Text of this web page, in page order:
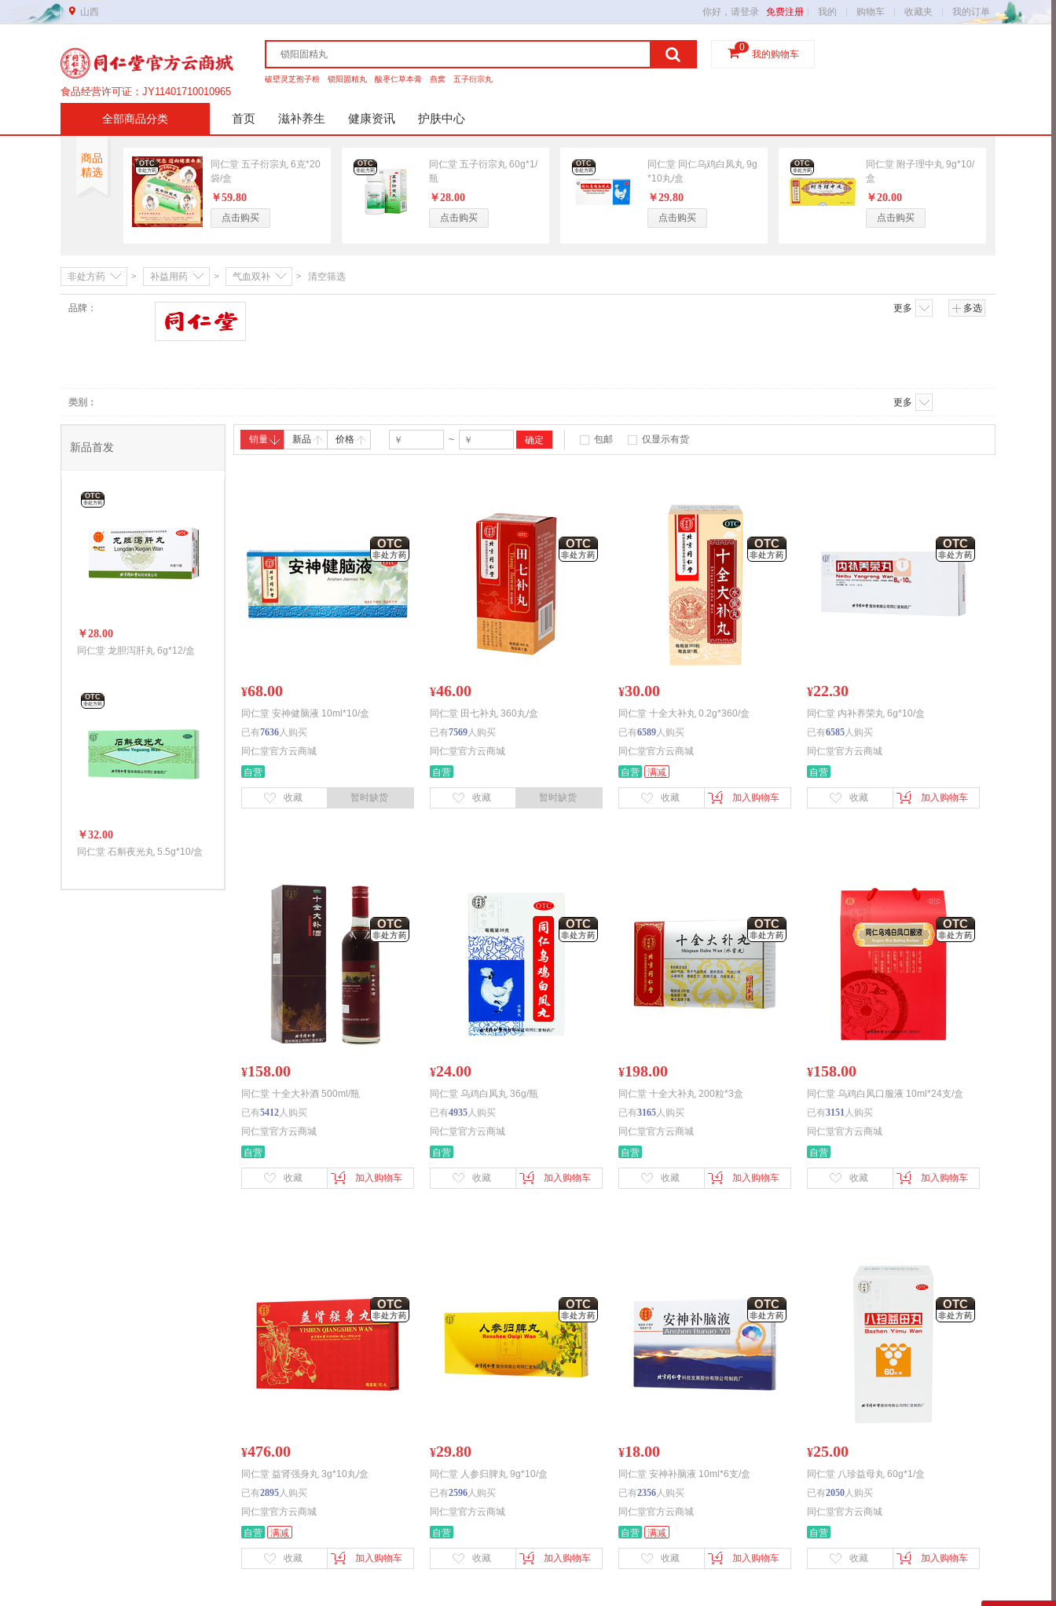
山西 你好，请登录 免费注册 我的 购物车 收藏夹 我的订单
营业执照证件号：91149900MA7YMD0308
第二类医疗器械备案证：晋综食药监械经营备20210210号
药品经营许可证：晋DA351b00134
食品经营许可证：JY11401710010965
我的购物车
0
破壁灵芝孢子粉 锁阳固精丸 酸枣仁草本膏 燕窝 五子衍宗丸
全部商品分类
非处方药
男科
妇科
传统滋补
高端礼盒
参茸细贵
营养健康
营养成分
护体护手
首页 滋补养生 健康资讯 护肤中心
商品
精选
OTC
非处方药
同仁堂 五子衍宗丸 6克*20
袋/盒
￥59.80
点击购买
OTC
非处方药
同仁堂 五子衍宗丸 60g*1/
瓶
￥28.00
点击购买
OTC
非处方药
同仁堂 同仁乌鸡白凤丸 9g
*10丸/盒
￥29.80
点击购买
OTC
非处方药
同仁堂 附子理中丸 9g*10/
盒
￥20.00
点击购买
非处方药 > 补益用药 > 气血双补 > 清空筛选
品牌：
更多 多选
类别： 更多
销量 新品 价格 ~ 包邮 仅显示有货
OTC
非处方药
¥68.00
同仁堂 安神健脑液 10ml*10/盒
已有7636人购买
同仁堂官方云商城
自营
收藏 暂时缺货
OTC
非处方药
¥46.00
同仁堂 田七补丸 360丸/盒
已有7569人购买
同仁堂官方云商城
自营
收藏 暂时缺货
OTC
非处方药
¥30.00
同仁堂 十全大补丸 0.2g*360/盒
已有6589人购买
同仁堂官方云商城
自营 满减
收藏 加入购物车
OTC
非处方药
¥22.30
同仁堂 内补养荣丸 6g*10/盒
已有6585人购买
同仁堂官方云商城
自营
收藏 加入购物车
OTC
非处方药
¥158.00
同仁堂 十全大补酒 500ml/瓶
已有5412人购买
同仁堂官方云商城
自营
收藏 加入购物车
OTC
非处方药
¥24.00
同仁堂 乌鸡白凤丸 36g/瓶
已有4935人购买
同仁堂官方云商城
自营
收藏 加入购物车
OTC
非处方药
¥198.00
同仁堂 十全大补丸 200粒*3盒
已有3165人购买
同仁堂官方云商城
自营
收藏 加入购物车
OTC
非处方药
¥158.00
同仁堂 乌鸡白凤口服液 10ml*24支/盒
已有3151人购买
同仁堂官方云商城
自营
收藏 加入购物车
OTC
非处方药
¥476.00
同仁堂 益肾强身丸 3g*10丸/盒
已有2895人购买
同仁堂官方云商城
自营 满减
收藏 加入购物车
OTC
非处方药
¥29.80
同仁堂 人参归脾丸 9g*10/盒
已有2596人购买
同仁堂官方云商城
自营
收藏 加入购物车
OTC
非处方药
¥18.00
同仁堂 安神补脑液 10ml*6支/盒
已有2356人购买
同仁堂官方云商城
自营 满减
收藏 加入购物车
OTC
非处方药
¥25.00
同仁堂 八珍益母丸 60g*1/盒
已有2050人购买
同仁堂官方云商城
自营
收藏 加入购物车
新品首发
OTC
非处方药
￥28.00
同仁堂 龙胆泻肝丸 6g*12/盒
OTC
非处方药
￥32.00
同仁堂 石斛夜光丸 5.5g*10/盒